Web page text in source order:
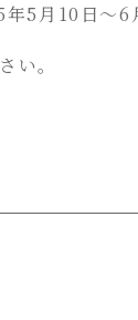
5⽉10⽇〜6
い。